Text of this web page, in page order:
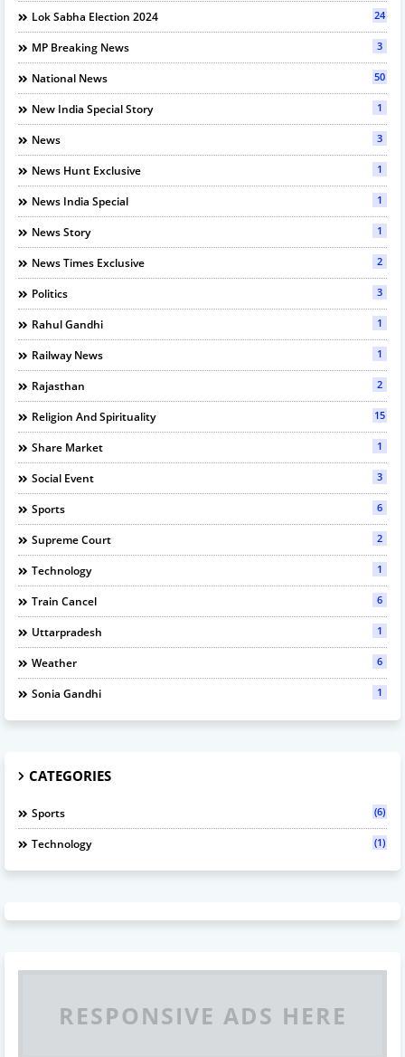
Lok Sabha Election 2024 24
MP Breaking News 3
National News 50
New India Special Story 1
News 3
News Hunt Exclusive 1
News India Special 1
News Story 1
News Times Exclusive 2
Politics 3
Rahul Gandhi 1
Railway News 1
Rajasthan 2
Religion And Spirituality 15
Share Market 1
Social Event 3
Sports 6
Supreme Court 2
Technology 1
Train Cancel 6
Uttarpradesh 1
Weather 6
Sonia Gandhi 1
CATEGORIES
Sports (6)
Technology (1)
RESPONSIVE ADS HERE